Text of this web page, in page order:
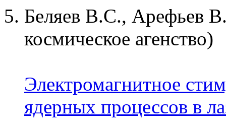
Беляев В.С., Арефьев
космическое агенство)
Электромагнитное
ядерных процессов в